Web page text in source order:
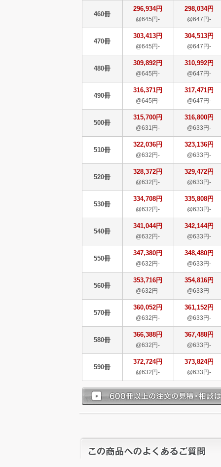
460冊
296,934円
@645円-
298,034円
@647円-
470冊
303,413円
@645円-
304,513円
@647円-
480冊
309,892円
@645円-
310,992円
@647円-
490冊
316,371円
@645円-
317,471円
@647円-
500冊
315,700円
@631円-
316,800円
@633円-
510冊
322,036円
@632円-
323,136円
@633円-
520冊
328,372円
@632円-
329,472円
@633円-
530冊
334,708円
@632円-
335,808円
@633円-
540冊
341,044円
@632円-
342,144円
@633円-
550冊
347,380円
@632円-
348,480円
@633円-
560冊
353,716円
@632円-
354,816円
@633円-
570冊
360,052円
@632円-
361,152円
@633円-
580冊
366,388円
@632円-
367,488円
@633円-
590冊
372,724円
@632円-
373,824円
@633円-